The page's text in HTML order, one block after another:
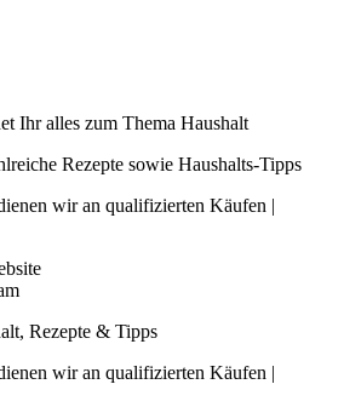
Ihr alles zum Thema Haushalt
Rezepte sowie Haushalts-Tipps
wir an qualifizierten Käufen |
Rezepte & Tipps
wir an qualifizierten Käufen |